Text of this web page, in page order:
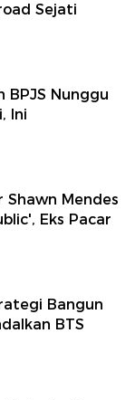
Sejati
BPJS Nunggu
Ini
Shawn Mendes
Eks Pacar
Bangun
BTS